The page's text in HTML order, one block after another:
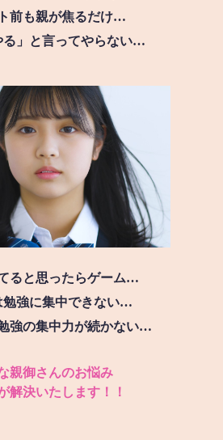
前も親が焦るだけ…
る」と言ってやらない…
ると思ったらゲーム…
勉強に集中できない…
強の集中力が続かない…
親御さんのお悩み
解決いたします！！